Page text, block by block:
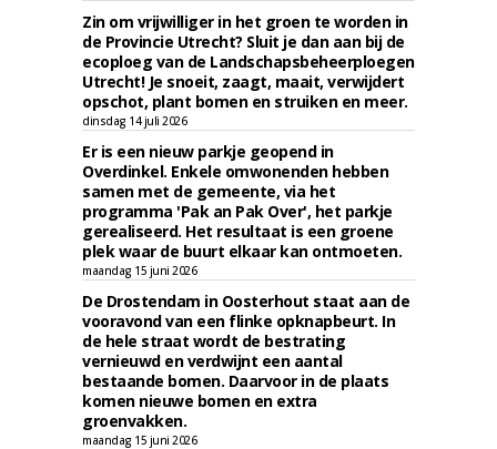
Zin om vrijwilliger in het groen te worden in
de Provincie Utrecht? Sluit je dan aan bij de
ecoploeg van de Landschapsbeheerploegen
Utrecht! Je snoeit, zaagt, maait, verwijdert
opschot, plant bomen en struiken en meer.
dinsdag 14 juli 2026
Er is een nieuw parkje geopend in
Overdinkel. Enkele omwonenden hebben
samen met de gemeente, via het
programma 'Pak an Pak Over', het parkje
gerealiseerd. Het resultaat is een groene
plek waar de buurt elkaar kan ontmoeten.
maandag 15 juni 2026
De Drostendam in Oosterhout staat aan de
vooravond van een flinke opknapbeurt. In
de hele straat wordt de bestrating
vernieuwd en verdwijnt een aantal
bestaande bomen. Daarvoor in de plaats
komen nieuwe bomen en extra
groenvakken.
maandag 15 juni 2026